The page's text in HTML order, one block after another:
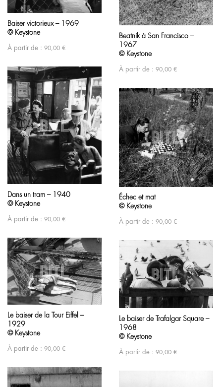
Baiser victorieux – 1969
© Keystone
À partir de : 90,00 €
Beatnik à San Francisco –
1967
© Keystone
À partir de : 90,00 €
Dans un tram – 1940
© Keystone
À partir de : 90,00 €
Échec et mat
© Keystone
À partir de : 90,00 €
Le baiser de la Tour Eiffel –
1929
© Keystone
À partir de : 90,00 €
Le baiser de Trafalgar Square –
1968
© Keystone
À partir de : 90,00 €